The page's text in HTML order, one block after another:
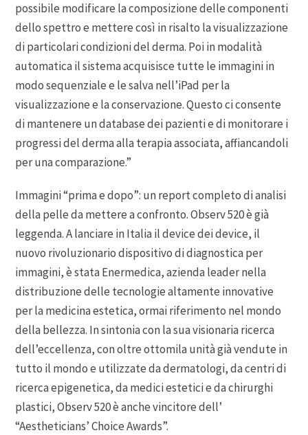
possibile modificare la composizione delle componenti
dello spettro e mettere così in risalto la visualizzazione
di particolari condizioni del derma. Poi in modalità
automatica il sistema acquisisce tutte le immagini in
modo sequenziale e le salva nell’iPad per la
visualizzazione e la conservazione. Questo ci consente
di mantenere un database dei pazienti e di monitorare i
progressi del derma alla terapia associata, affiancandoli
per una comparazione.”
Immagini “prima e dopo”: un report completo di analisi
della pelle da mettere a confronto. Observ 520 è già
leggenda. A lanciare in Italia il device dei device, il
nuovo rivoluzionario dispositivo di diagnostica per
immagini, è stata Enermedica, azienda leader nella
distribuzione delle tecnologie altamente innovative
per la medicina estetica, ormai riferimento nel mondo
della bellezza. In sintonia con la sua visionaria ricerca
dell’eccellenza, con oltre ottomila unità già vendute in
tutto il mondo e utilizzate da dermatologi, da centri di
ricerca epigenetica, da medici estetici e da chirurghi
plastici, Observ 520 è anche vincitore dell’
“Aestheticians’ Choice Awards”.